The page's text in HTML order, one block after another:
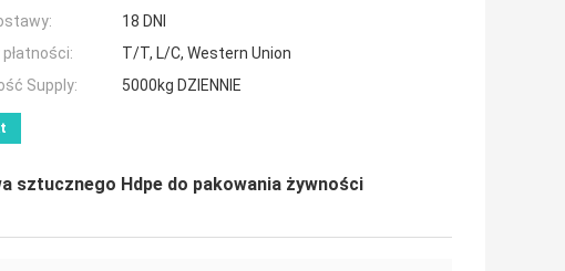
18 DNI
T/T, L/C, Western Union
Supply:
5000kg DZIENNIE
sztucznego Hdpe do pakowania żywności